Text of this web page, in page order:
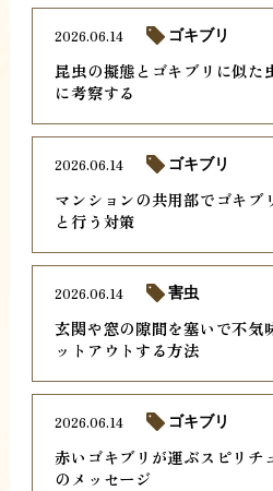
昆虫の擬態とゴキブリに似た
に考察する
2026.06.14 ゴキブリ
マンションの共用部でゴキブ
と行う対策
2026.06.14 ゴキブリ
玄関や窓の隙間を塞いで不気
ットアウトする方法
2026.06.14 害虫
赤いゴキブリが運ぶスピリチ
のメッセージ
2026.06.14 ゴキブリ